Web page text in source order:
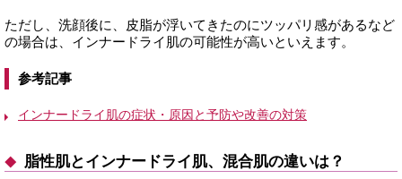
ただし、洗顔後に、皮脂が浮いてきたのにツッパリ感があるなど
の場合は、インナードライ肌の可能性が高いといえます。
参考記事
インナードライ肌の症状・原因と予防や改善の対策
脂性肌とインナードライ肌、混合肌の違いは？